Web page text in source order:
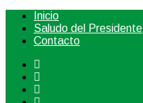
Inicio
Saludo del Presidente
Contacto